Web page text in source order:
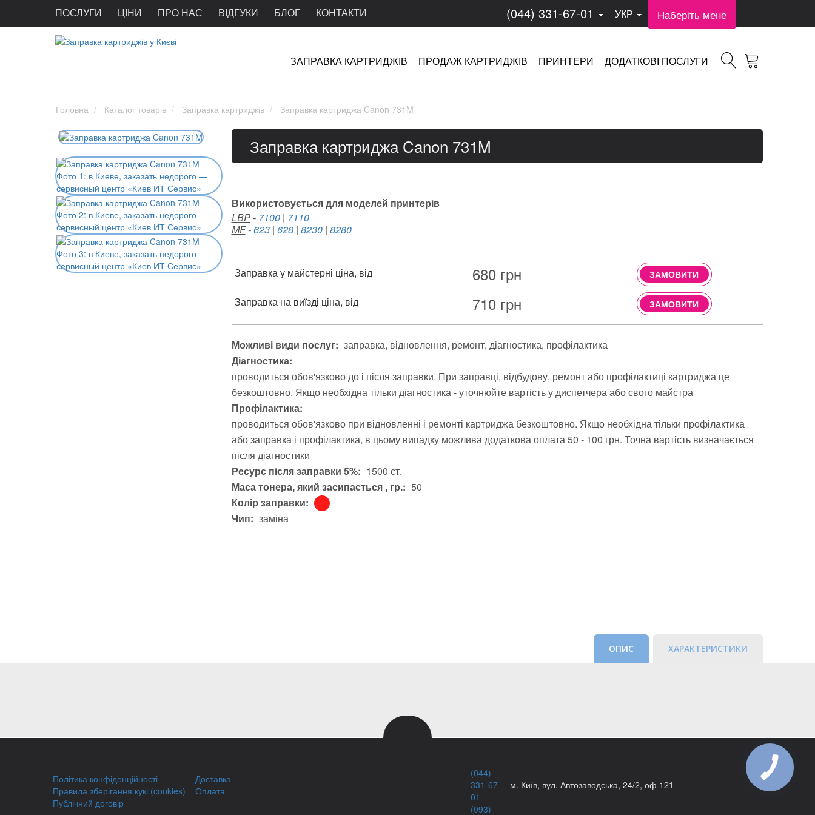
ПОСЛУГИ ЦІНИ ПРО НАС ВІДГУКИ БЛОГ КОНТАКТИ (044) 331-67-01 УКР Наберіть мене
ЗАПРАВКА КАРТРИДЖІВ ПРОДАЖ КАРТРИДЖІВ ПРИНТЕРИ ДОДАТКОВІ ПОСЛУГИ
Головна Каталог товарів Заправка картриджів Заправка картриджа Canon 731M
Заправка картриджа Canon 731M
Використовується для моделей принтерів
LBP- 7100| 7110
MF-623| 628| 8230| 8280
Заправка у майстерні ціна, від 680 грн ЗАМОВИТИ
Заправка на виїзді ціна, від 710 грн ЗАМОВИТИ
Можливі види послуг: заправка відновлення ремонт діагностика профілактика
Діагностика:
проводиться обов'язково до і після заправки. При заправці, відбудову, ремонт або профілактиці картриджа це
безкоштовно. Якщо необхідна тільки діагностика - уточнюйте вартість у диспетчера або свого майстра
Профілактика:
проводиться обов'язково при відновленні і ремонті картриджа безкоштовно. Якщо необхідна тільки профілактика
або заправка і профілактика, в цьому випадку можлива додаткова оплата 50 - 100 грн. Точна вартість визначається
після діагностики
Ресурс після заправки 5%: 1500 ст.
Маса тонера, який засипається , гр.: 50
Колір заправки:
Чип: заміна
ОПИС ХАРАКТЕРИСТИКИ
Політика конфіденційності
Правила зберігання кукі (cookies)
Публічний договір
Доставка
Оплата
(044)
331-67-
01
м. Київ, вул. Автозаводська, 24/2, оф 121
(093)